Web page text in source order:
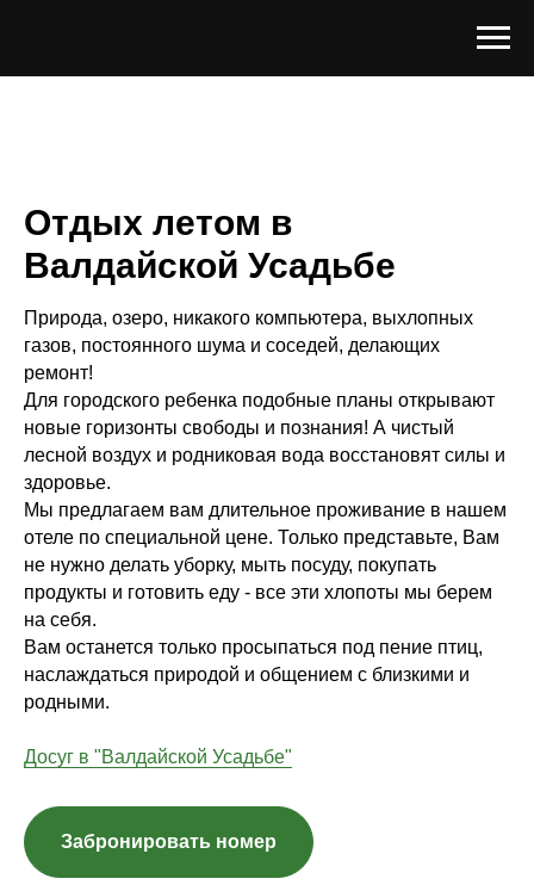
Отдых летом в
Валдайской Усадьбе
Природа, озеро, никакого компьютера, выхлопных
газов, постоянного шума и соседей, делающих
ремонт!
Для городского ребенка подобные планы открывают
новые горизонты свободы и познания! А чистый
лесной воздух и родниковая вода восстановят силы и
здоровье.
Мы предлагаем вам длительное проживание в нашем
отеле по специальной цене. Только представьте, Вам
не нужно делать уборку, мыть посуду, покупать
продукты и готовить еду - все эти хлопоты мы берем
на себя.
Вам останется только просыпаться под пение птиц,
наслаждаться природой и общением с близкими и
родными.
Досуг в "Валдайской Усадьбе"
Забронировать номер